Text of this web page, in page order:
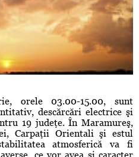
orele 03.00-15.00, sunt
descărcări electrice şi
19 judeţe. În Maramureş,
Carpaţii Orientali şi estul
atmosferică va fi